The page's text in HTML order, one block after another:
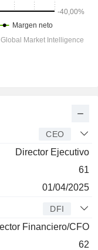
CEO
Director Ejecutivo
61
01/04/2025
DFI
Financiero/CFO
62